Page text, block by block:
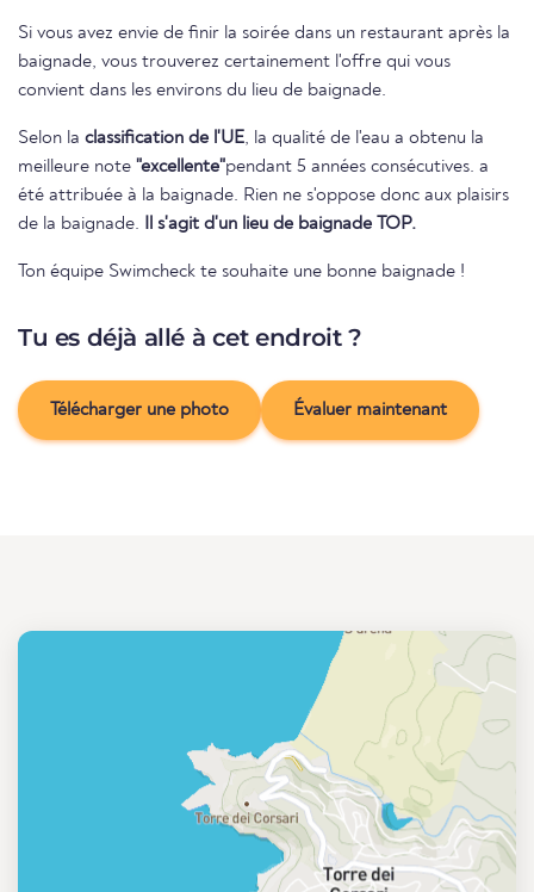
Si vous avez envie de finir la soirée dans un restaurant après la
baignade, vous trouverez certainement l'offre qui vous
convient dans les environs du lieu de baignade.
Selon la classification de l'UE, la qualité de l'eau a obtenu la
meilleure note "excellente"pendant 5 années consécutives. a
été attribuée à la baignade. Rien ne s'oppose donc aux plaisirs
de la baignade. Il s'agit d'un lieu de baignade TOP.
Ton équipe Swimcheck te souhaite une bonne baignade !
Tu es déjà allé à cet endroit ?
Télécharger une photo Évaluer maintenant